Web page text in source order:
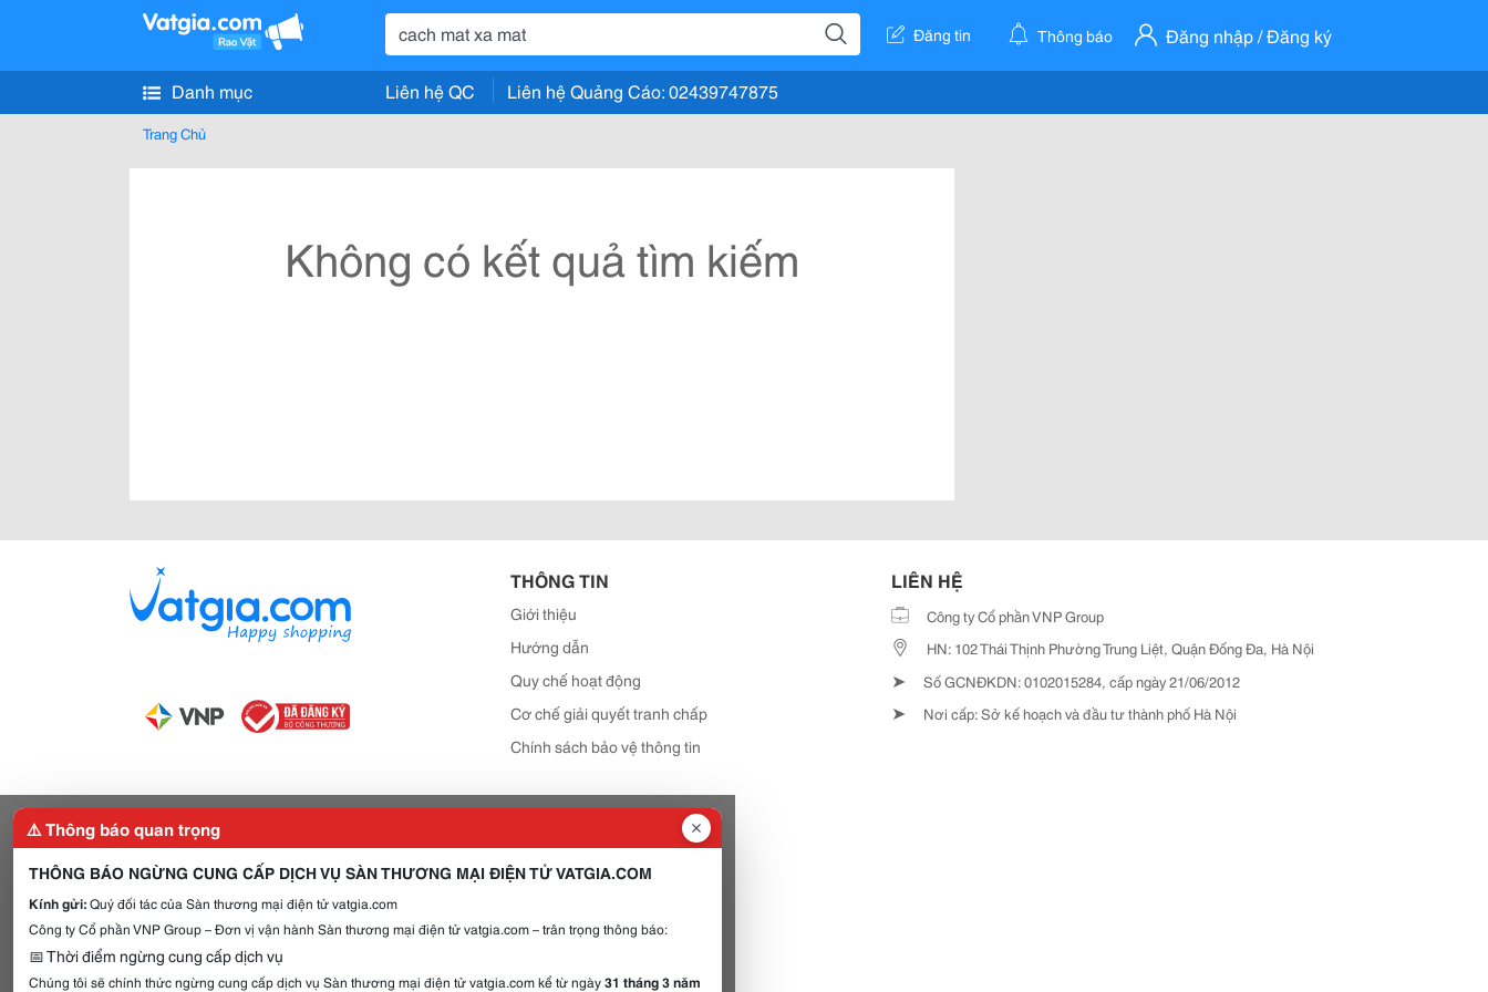
Đăng tin Thông báo Đăng nhập / Đăng ký
Danh mục Liên hệ QC Liên hệ Quảng Cáo: 02439747875
Trang Chủ
Không có kết quả tìm kiếm
THÔNG TIN
Giới thiệu
Hướng dẫn
Quy chế hoạt động
Cơ chế giải quyết tranh chấp
Chính sách bảo vệ thông tin
LIÊN HỆ
Công ty Cổ phần VNP Group
HN: 102 Thái Thịnh Phường Trung Liệt, Quận Đống Đa, Hà Nội
➤ Số GCNĐKDN: 0102015284, cấp ngày 21/06/2012
➤ Nơi cấp: Sở kế hoạch và đầu tư thành phố Hà Nội
⚠️ Thông báo quan trọng
THÔNG BÁO NGỪNG CUNG CẤP DỊCH VỤ SÀN THƯƠNG MẠI ĐIỆN TỬ VATGIA.COM
Kính gửi:Quý đối tác của Sàn thương mại điện tử vatgia.com
Công ty Cổ phần VNP Group – Đơn vị vận hành Sàn thương mại điện tử vatgia.com – trân trọng thông báo:
📅 Thời điểm ngừng cung cấp dịch vụ
Chúng tôi sẽ chính thức ngừng cung cấp dịch vụ Sàn thương mại điện tử vatgia.com kể từ ngày31 tháng 3 năm